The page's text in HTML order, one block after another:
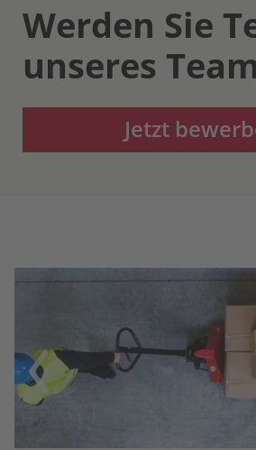
Werden Sie
unseres
Jetzt
Previous